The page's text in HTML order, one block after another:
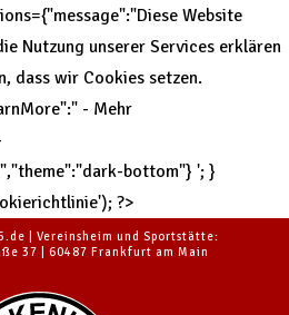
Website
Nutzung unserer Services erklären
dass wir Cookies setzen.
- Mehr
bottom"} '; }
?>
| Vereinsheim und Sportstätte:
37 | 60487 Frankfurt am Main